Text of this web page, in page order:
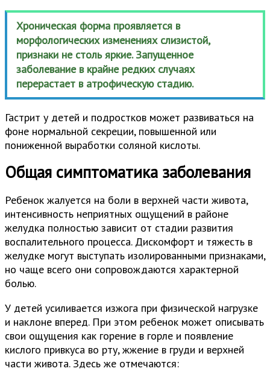
Хроническая форма проявляется в
морфологических изменениях слизистой,
признаки не столь яркие. Запущенное
заболевание в крайне редких случаях
перерастает в атрофическую стадию.
Гастрит у детей и подростков может развиваться на
фоне нормальной секреции, повышенной или
пониженной выработки соляной кислоты.
Общая симптоматика заболевания
Ребенок жалуется на боли в верхней части живота,
интенсивность неприятных ощущений в районе
желудка полностью зависит от стадии развития
воспалительного процесса. Дискомфорт и тяжесть в
желудке могут выступать изолированными признаками,
но чаще всего они сопровождаются характерной
болью.
У детей усиливается изжога при физической нагрузке
и наклоне вперед. При этом ребенок может описывать
свои ощущения как горение в горле и появление
кислого привкуса во рту, жжение в груди и верхней
части живота. Здесь же отмечаются: